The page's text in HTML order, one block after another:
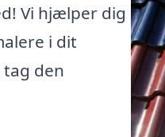
Vi hjælper dig
i dit
den